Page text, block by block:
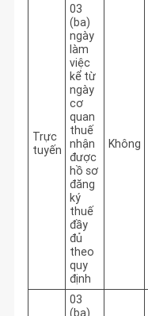
Trực
tuyến
03
(ba)
ngày
làm
việc
kể từ
ngày
cơ
quan
thuế
nhận
được
hồ sơ
đăng
ký
thuế
đầy
đủ
theo
quy
định
Không
03
(ba)